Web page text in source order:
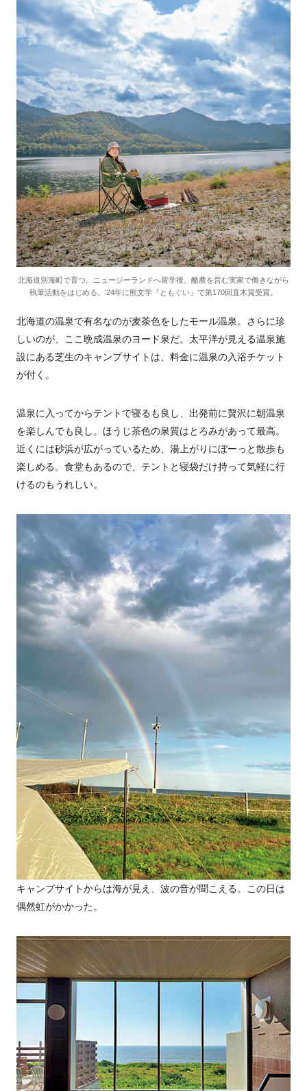
北海道別海町で育つ。ニュージーランドへ留学後、酪農を営む実家で働きながら
執筆活動をはじめる。’24年に熊文学『ともぐい』で第170回直木賞受賞。
北海道の温泉で有名なのが麦茶色をしたモール温泉。さらに珍
しいのが、ここ晩成温泉のヨード泉だ。太平洋が見える温泉施
設にある芝生のキャンプサイトは、料金に温泉の入浴チケット
が付く。
温泉に入ってからテントで寝るも良し、出発前に贅沢に朝温泉
を楽しんでも良し。ほうじ茶色の泉質はとろみがあって最高。
近くには砂浜が広がっているため、湯上がりにぼーっと散歩も
楽しめる。食堂もあるので、テントと寝袋だけ持って気軽に行
けるのもうれしい。
キャンプサイトからは海が見え、波の音が聞こえる。この日は
偶然虹がかかった。